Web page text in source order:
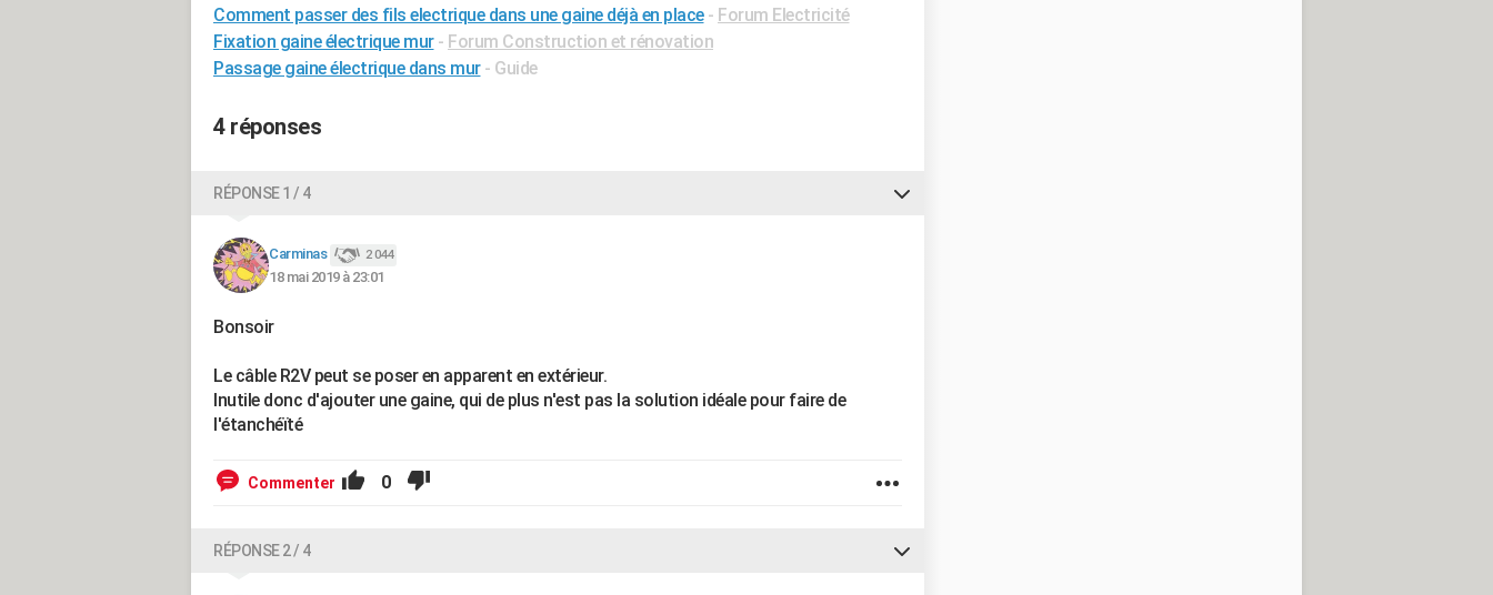
Comment passer des fils electrique dans une gaine déjà en place - Forum Electricité
Fixation gaine électrique mur - Forum Construction et rénovation
Passage gaine électrique dans mur - Guide
4 réponses
RÉPONSE 1 / 4
Carminas 2 044
18 mai 2019 à 23:01
Bonsoir
Le câble R2V peut se poser en apparent en extérieur.
Inutile donc d'ajouter une gaine, qui de plus n'est pas la solution idéale pour faire de
l'étanchéïté
Commenter 0
RÉPONSE 2 / 4